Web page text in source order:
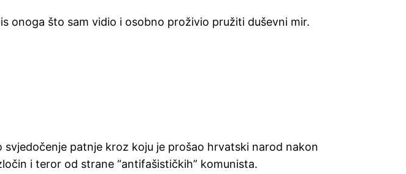
onoga što sam vidio i osobno proživio pružiti duševni mir.
patnje kroz koju je prošao hrvatski narod nakon
i teror od strane “antifašističkih” komunista.